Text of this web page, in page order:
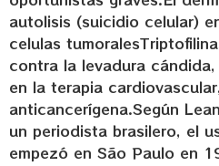
autolisis (suicidio celular)
celulas
contra la levadura
en la terapia
anticancerígena.Según
un periodista brasilero, el
empezó en São Paulo en